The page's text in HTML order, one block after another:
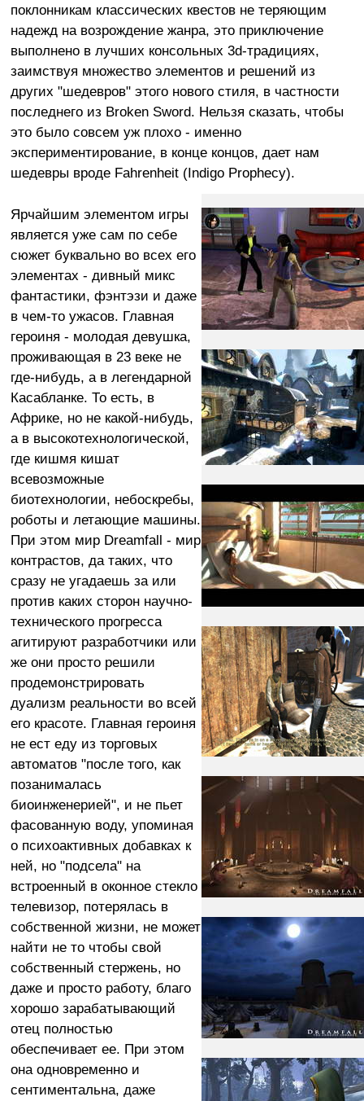
поклонникам классических квестов не теряющим
надежд на возрождение жанра, это приключение
выполнено в лучших консольных 3d-традициях,
заимствуя множество элементов и решений из
других "шедевров" этого нового стиля, в частности
последнего из Broken Sword. Нельзя сказать, чтобы
это было совсем уж плохо - именно
экспериментирование, в конце концов, дает нам
шедевры вроде Fahrenheit (Indigo Prophecy).
Ярчайшим элементом игры
является уже сам по себе
сюжет буквально во всех его
элементах - дивный микс
фантастики, фэнтэзи и даже
в чем-то ужасов. Главная
героиня - молодая девушка,
проживающая в 23 веке не
где-нибудь, а в легендарной
Касабланке. То есть, в
Африке, но не какой-нибудь,
а в высокотехнологической,
где кишмя кишат
всевозможные
биотехнологии, небоскребы,
роботы и летающие машины.
При этом мир Dreamfall - мир
контрастов, да таких, что
сразу не угадаешь за или
против каких сторон научно-
технического прогресса
агитируют разработчики или
же они просто решили
продемонстрировать
дуализм реальности во всей
его красоте. Главная героиня
не ест еду из торговых
автоматов "после того, как
позанималась
биоинженерией", и не пьет
фасованную воду, упоминая
о психоактивных добавках к
ней, но "подсела" на
встроенный в оконное стекло
телевизор, потерялась в
собственной жизни, не может
найти не то чтобы свой
собственный стержень, но
даже и просто работу, благо
хорошо зарабатывающий
отец полностью
обеспечивает ее. При этом
она одновременно и
сентиментальна, даже